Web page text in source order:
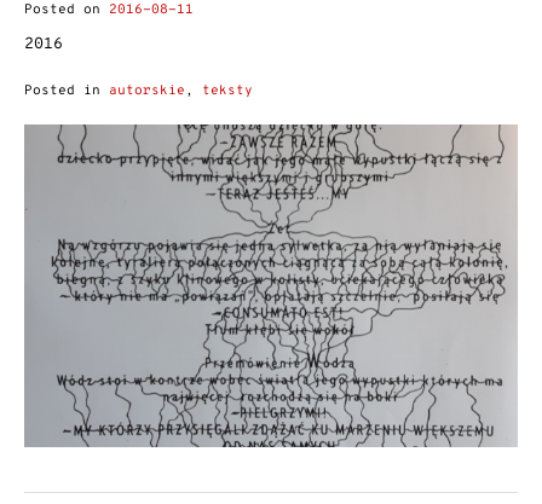
Posted on 2016-08-11
2016
Posted in autorskie , teksty